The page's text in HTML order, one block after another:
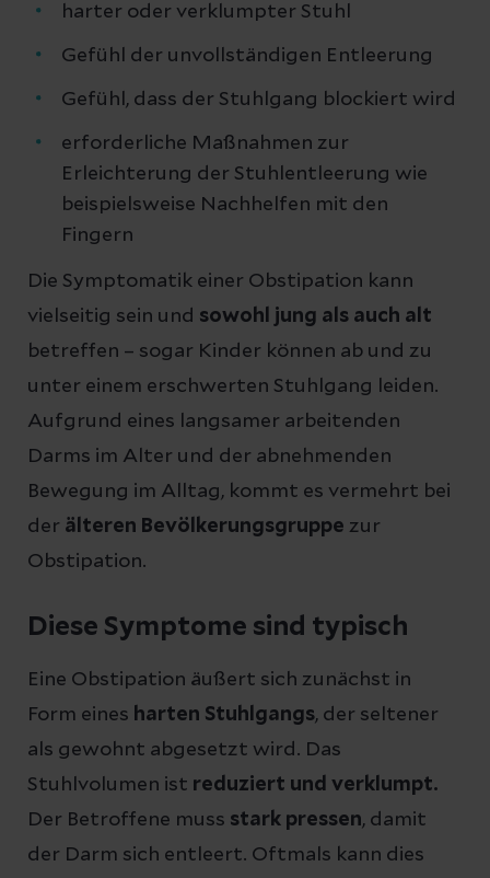
harter oder verklumpter Stuhl
Gefühl der unvollständigen Entleerung
Gefühl, dass der Stuhlgang blockiert wird
erforderliche Maßnahmen zur
Erleichterung der Stuhlentleerung wie
beispielsweise Nachhelfen mit den
Fingern
Die Symptomatik einer Obstipation kann
vielseitig sein und sowohl jung als auch alt
betreffen – sogar Kinder können ab und zu
unter einem erschwerten Stuhlgang leiden.
Aufgrund eines langsamer arbeitenden
Darms im Alter und der abnehmenden
Bewegung im Alltag, kommt es vermehrt bei
der älteren Bevölkerungsgruppe zur
Obstipation.
Diese Symptome sind typisch
Eine Obstipation äußert sich zunächst in
Form eines harten Stuhlgangs, der seltener
als gewohnt abgesetzt wird. Das
Stuhlvolumen ist reduziert und verklumpt.
Der Betroffene muss stark pressen, damit
der Darm sich entleert. Oftmals kann dies